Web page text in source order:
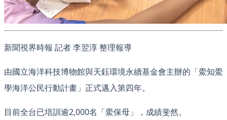
新聞視界時報 記者 李翌淳 整理報導
由國立海洋科技博物館與天鈺環境永續基金會主辦的「鱟知鱟
學海洋公民行動計畫」正式邁入第四年。
目前全台已培訓逾2,000名「鱟保母」，成績斐然。